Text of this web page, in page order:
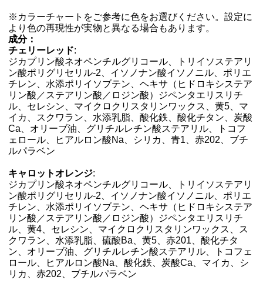
※カラーチャートをご参考に色をお選びください。設定に
より色の再現性が実物と異なる場合もあります。
成分：
チェリーレッド:
ジカプリン酸ネオペンチルグリコール、トリイソステアリ
ン酸ポリグリセリル-2、イソノナン酸イソノニル、ポリエ
チレン、水添ポリイソブテン、ヘキサ（ヒドロキシステア
リン酸／ステアリン酸／ロジン酸）ジペンタエリスリチ
ル、セレシン、マイクロクリスタリンワックス、黄5、マ
イカ、スクワラン、水添乳脂、酸化鉄、酸化チタン、炭酸
Ca、オリーブ油、グリチルレチン酸ステアリル、トコフ
ェロール、ヒアルロン酸Na、シリカ、青1、赤202、ブチ
ルパラベン
キャロットオレンジ:
ジカプリン酸ネオペンチルグリコール、トリイソステアリ
ン酸ポリグリセリル-2、イソノナン酸イソノニル、ポリエ
チレン、水添ポリイソブテン、ヘキサ（ヒドロキシステア
リン酸／ステアリン酸／ロジン酸）ジペンタエリスリチ
ル、黄4、セレシン、マイクロクリスタリンワックス、ス
クワラン、水添乳脂、硫酸Ba、黄5、赤201、酸化チタ
ン、オリーブ油、グリチルレチン酸ステアリル、トコフェ
ロール、ヒアルロン酸Na、酸化鉄、炭酸Ca、マイカ、シ
リカ、赤202、ブチルパラベン